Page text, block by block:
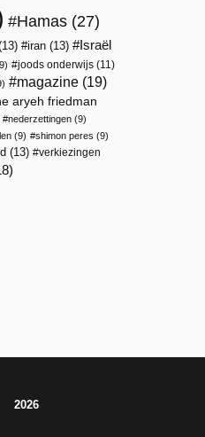
Hamas (27)
iran (13)
Israël
joods onderwijs (11)
magazine (19)
aryeh friedman
nederzettingen (9)
(9) shimon peres (9)
(13)
verkiezingen
2026